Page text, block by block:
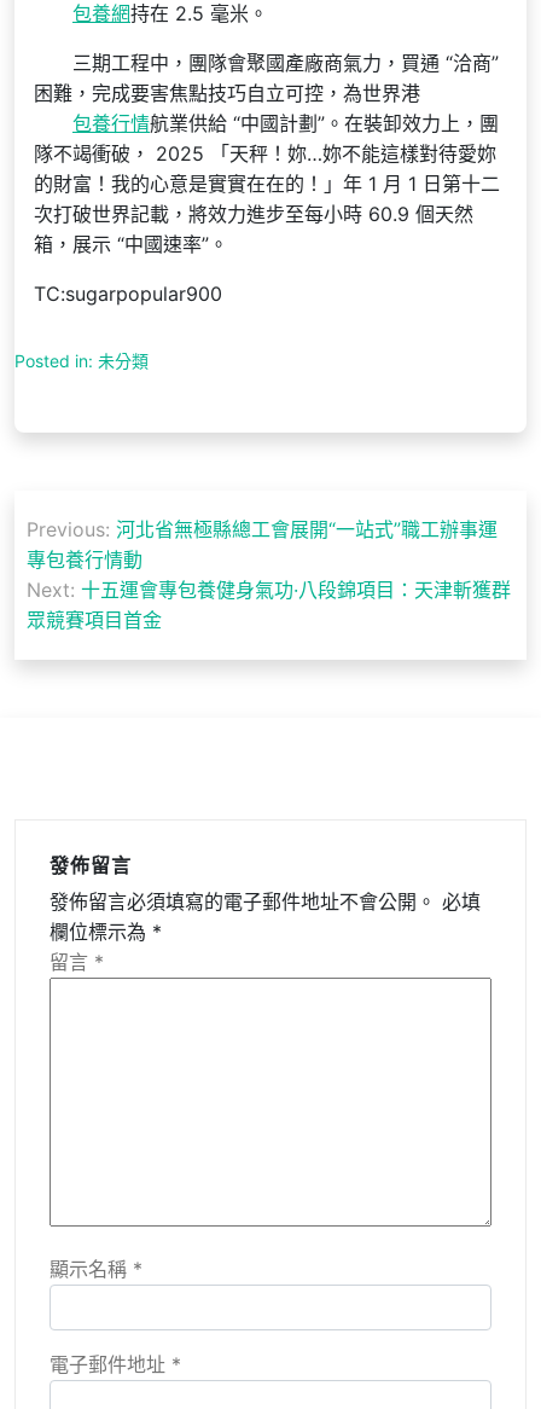
包養網持在 2.5 毫米。
三期工程中，團隊會聚國產廠商氣力，買通 “洽商”
困難，完成要害焦點技巧自立可控，為世界港
包養行情航業供給 “中國計劃”。在裝卸效力上，團
隊不竭衝破， 2025 「天秤！妳…妳不能這樣對待愛妳
的財富！我的心意是實實在在的！」年 1 月 1 日第十二
次打破世界記載，將效力進步至每小時 60.9 個天然
箱，展示 “中國速率”。
TC:sugarpopular900
Posted in: 未分類
章
導
覽
Previous: 河北省無極縣總工會展開“一站式”職工辦事運
專包養行情動
Next: 十五運會專包養健身氣功·八段錦項目：天津斬獲群
眾競賽項目首金
發佈留言
發佈留言必須填寫的電子郵件地址不會公開。 必填
欄位標示為 *
留言 *
顯示名稱 *
電子郵件地址 *